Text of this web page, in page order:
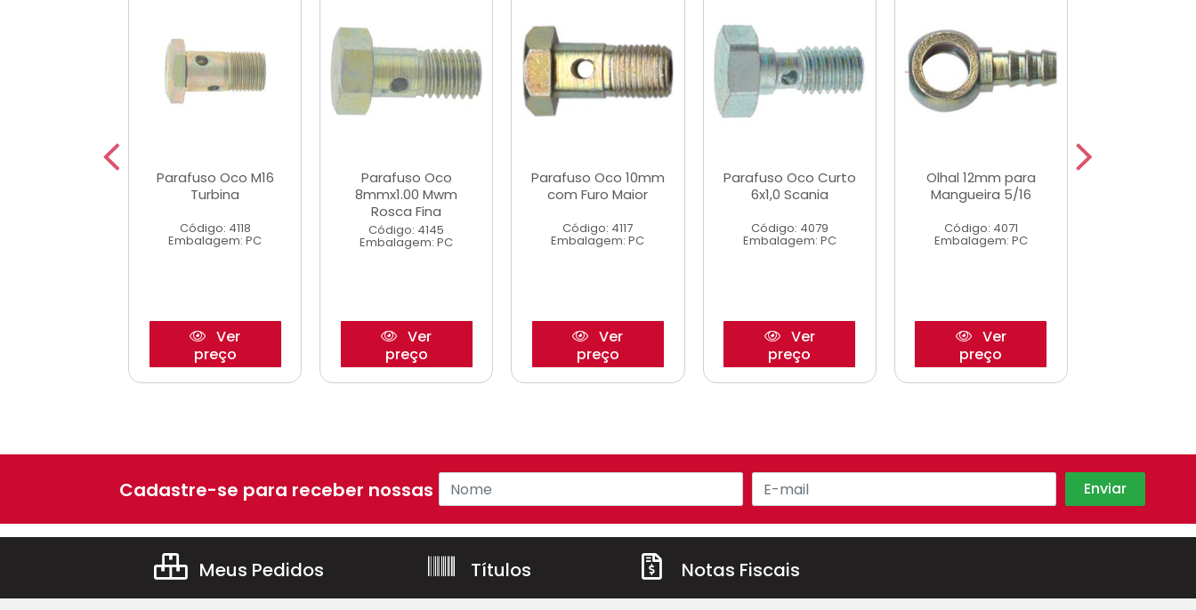
Parafuso Oco M16
Turbina
Código: 4118
Embalagem: PC
Ver
preço
Parafuso Oco
8mmx1.00 Mwm
Rosca Fina
Código: 4145
Embalagem: PC
Ver
preço
Parafuso Oco 10mm
com Furo Maior
Código: 4117
Embalagem: PC
Ver
preço
Parafuso Oco Curto
6x1,0 Scania
Código: 4079
Embalagem: PC
Ver
preço
Olhal 12mm para
Mangueira 5/16
Código: 4071
Embalagem: PC
Ver
preço
Cadastre-se para receber nossas ofertas!
Meus Pedidos Títulos Notas Fiscais